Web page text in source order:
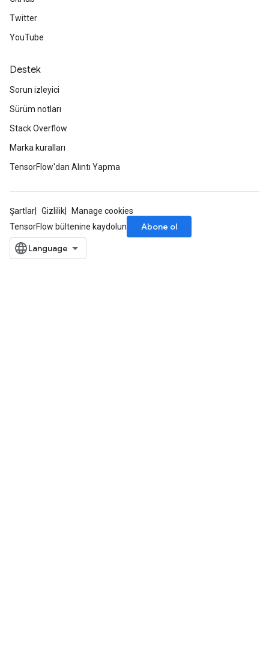
Twitter
YouTube
Destek
Sorun izleyici
Sürüm notları
Stack Overflow
Marka kuralları
TensorFlow'dan Alıntı Yapma
Şartlar Gizlilik
Manage cookies
TensorFlow bültenine kaydolun
Abone ol